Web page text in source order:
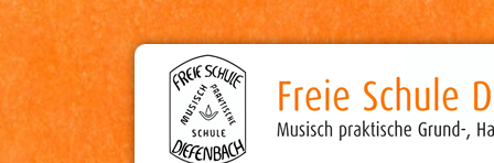
Freie Schule
Musisch, praktische Grund-, Haupt-, und